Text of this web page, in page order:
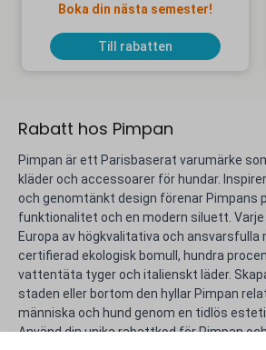
Rabatt hos Pimpan
Pimpan är ett Parisbaserat varumärke
kläder och accessoarer för hundar.
och genomtänkt design förenar Pimpans
funktionalitet och en modern siluett. Varje
Europa av högkvalitativa och ansvarsfulla
certifierad ekologisk bomull, hundra
vattentäta tyger och italienskt läder.
staden eller bortom den hyllar Pimpan
människa och hund genom en tidlös
Använd din unika rabattkod för Pimpan
Boka din nästa semester!
Till rabatten